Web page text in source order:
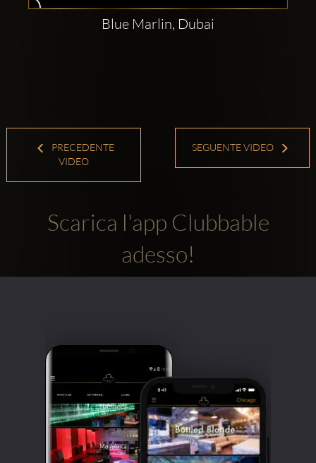
Blue Marlin, Dubai
PRECEDENTE
VIDEO
SEGUENTE VIDEO
Scarica l'app Clubbable
adesso!